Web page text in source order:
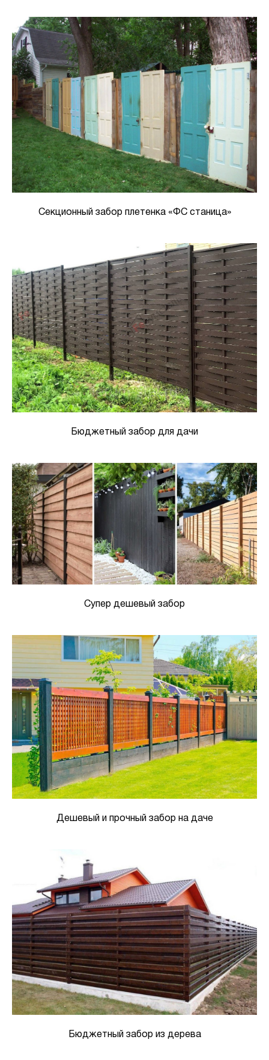
Секционный забор плетенка «ФС станица»
Бюджетный забор для дачи
Супер дешевый забор
Дешевый и прочный забор на даче
Бюджетный забор из дерева